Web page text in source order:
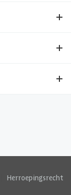
Herroepingsrecht